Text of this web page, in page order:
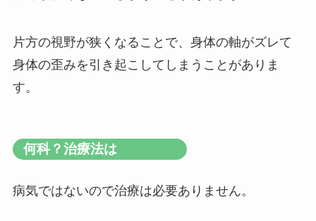
片方の視野が狭くなることで、身体の軸がズレて
身体の歪みを引き起こしてしまうことがありま
す。
何科？治療法は
病気ではないので治療は必要ありません。